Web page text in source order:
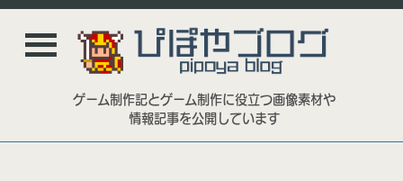
ゲーム制作記とゲーム制作に役立つ画像素材や
情報記事を公開しています